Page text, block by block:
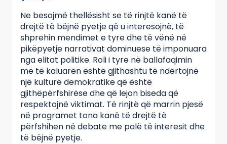
Ne besojmë thellësisht se të rinjtë kanë të
drejtë të bëjnë pyetje që u interesojnë, të
shprehin mendimet e tyre dhe të vënë në
pikëpyetje narrativat dominuese të imponuara
nga elitat politike. Roli i tyre në ballafaqimin
me të kaluarën është gjithashtu të ndërtojnë
një kulturë demokratike që është
gjithëpërfshirëse dhe që lejon biseda që
respektojnë viktimat. Të rinjtë që marrin pjesë
në programet tona kanë të drejtë të
përfshihen në debate me palë të interesit dhe
të bëjnë pyetje.